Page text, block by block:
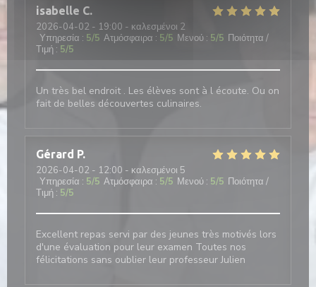
isabelle C
2026-04-02 - 19:00 - καλεσμένοι 2
Υπηρεσία : 5/5 Ατμόσφαιρα : 5/5 Μενού : 5/5 Ποιότητα /
Τιμή : 5/5
Un très bel endroit . Les élèves sont à l écoute. Ou on
fait de belles découvertes culinaires.
Gérard P
2026-04-02 - 12:00 - καλεσμένοι 5
Υπηρεσία : 5/5 Ατμόσφαιρα : 5/5 Μενού : 5/5 Ποιότητα /
Τιμή : 5/5
Excellent repas servi par des jeunes très motivés lors
d'une évaluation pour leur examen Toutes nos
félicitations sans oublier leur professeur Julien